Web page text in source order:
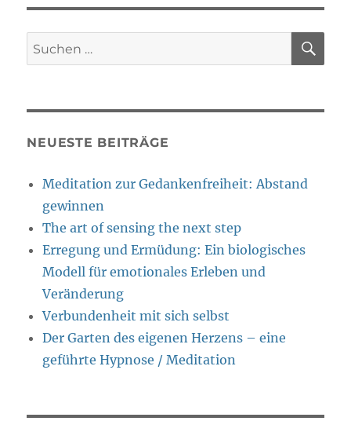
Suche
nach:
NEUESTE BEITRÄGE
Meditation zur Gedankenfreiheit: Abstand
gewinnen
The art of sensing the next step
Erregung und Ermüdung: Ein biologisches
Modell für emotionales Erleben und
Veränderung
Verbundenheit mit sich selbst
Der Garten des eigenen Herzens – eine
geführte Hypnose / Meditation